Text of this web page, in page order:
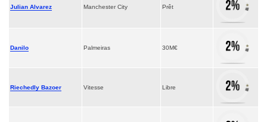
Julian Alvarez Manchester City Prêt
Danilo Palmeiras 30M€
Riechedly Bazoer Vitesse Libre